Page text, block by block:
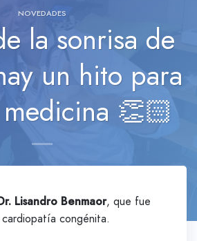
NOVEDADES
la sonrisa de
un hito para
👏🏻
Lisandro Benmaor, que fue
congénita.